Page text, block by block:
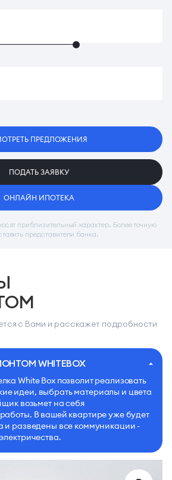
ПРЕДЛОЖЕНИЯ
ПОДАТЬ ЗАЯВКУ
ОНЛАЙН ИПОТЕКА
приблизительный характер. Более точную
представители банка.
с Вами и расскажет подробности
WHITEBOX
White Box позволит реализовать
идеи, выбрать материалы и цвета
возьмет на себя
В вашей квартире уже будет
и разведены все коммуникации -